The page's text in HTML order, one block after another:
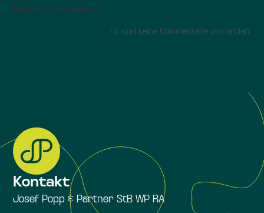
Recent Comments
Es sind keine Kommentare vorhanden.
Kontakt
Josef Popp & Partner StB WP RA